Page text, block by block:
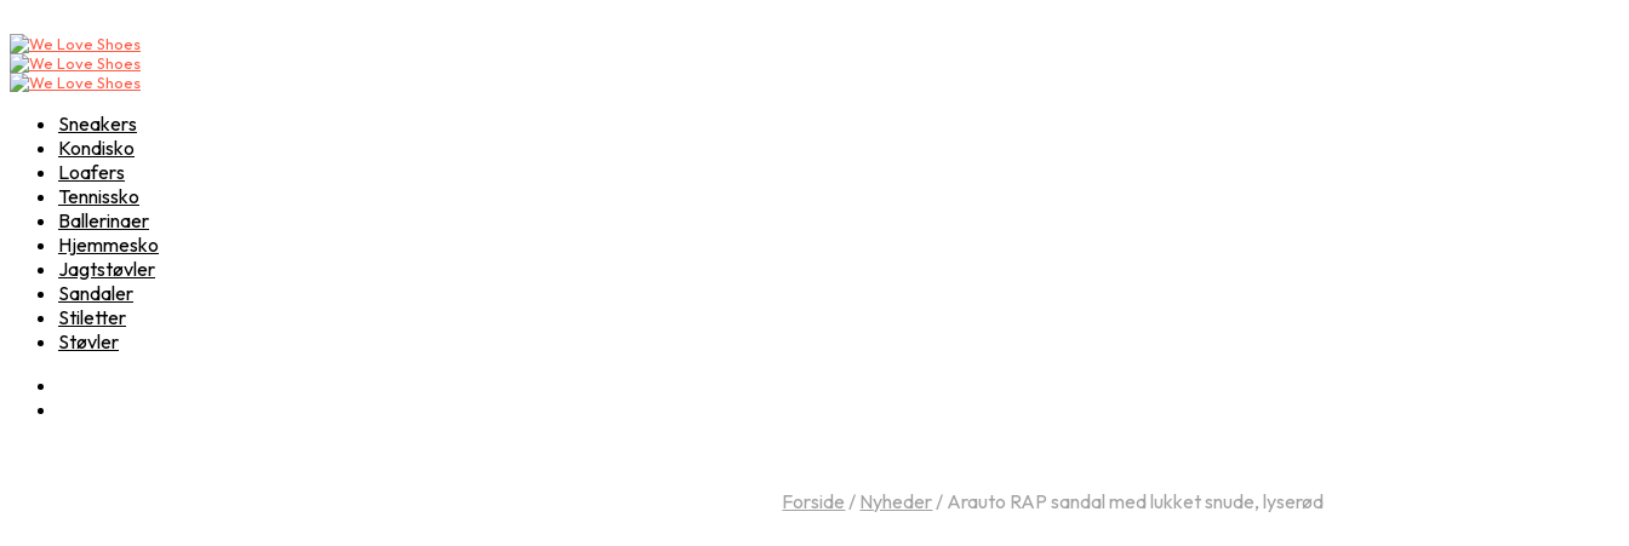
Sneakers
Kondisko
Loafers
Tennissko
Ballerinaer
Hjemmesko
Jagtstøvler
Sandaler
Stiletter
Støvler
Forside / Nyheder/ Arauto RAP sandal med lukket snude, lyserød